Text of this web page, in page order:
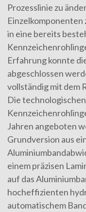
Prozesslinie zu
in eine bereits
Erfahrung konnte
abgeschlossen
vollständig mit dem
Die
Jahren angeboten
Grundversion aus
einem präzisen
auf das
hocheffizienten
automatischem